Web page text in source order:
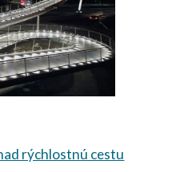
rýchlostnú cestu